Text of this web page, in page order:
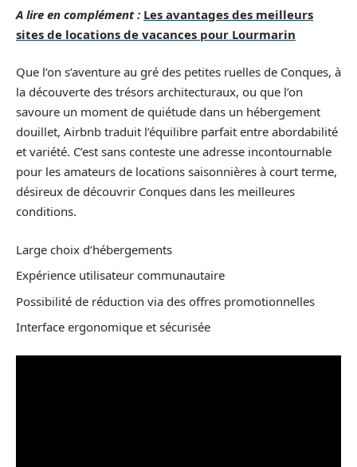
A lire en complément : Les avantages des meilleurs
sites de locations de vacances pour Lourmarin
Que l’on s’aventure au gré des petites ruelles de Conques, à
la découverte des trésors architecturaux, ou que l’on
savoure un moment de quiétude dans un hébergement
douillet, Airbnb traduit l’équilibre parfait entre abordabilité
et variété. C’est sans conteste une adresse incontournable
pour les amateurs de locations saisonnières à court terme,
désireux de découvrir Conques dans les meilleures
conditions.
Large choix d’hébergements
Expérience utilisateur communautaire
Possibilité de réduction via des offres promotionnelles
Interface ergonomique et sécurisée